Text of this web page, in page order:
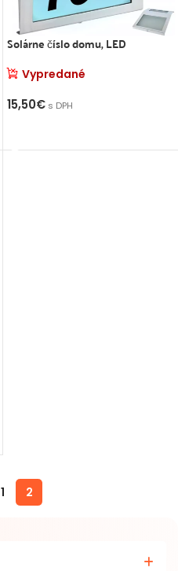
Solárne číslo domu, LED
Vypredané
15,50€s DPH
1 2